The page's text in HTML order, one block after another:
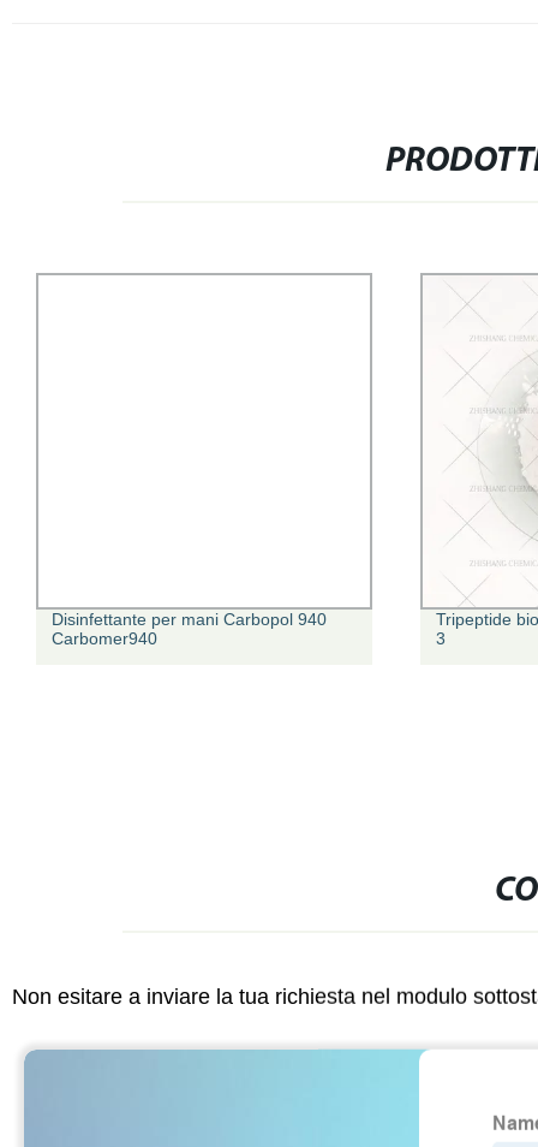
Disinfettante per mani Carbopol 940
Carbomer940
Tripeptide
3
Non esitare a inviare la tua richiesta nel modulo